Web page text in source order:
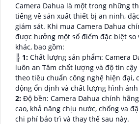
Camera Dahua là một trong những
tiếng về sản xuất thiết bị an ninh,
giám sát. Khi mua Camera Dahua
được hưởng một số điểm đặc biệt so
khác, bao gồm:
╠ 1: Chất lượng sản phẩm: Camera
luôn an Tâm chất lượng và độ tin
theo tiêu chuẩn công nghệ hiện đại,
động ổn định và chất lượng hình ảnh
2: Độ bền: Camera Dahua chính
cao, khả năng chịu nước, chống va
chi phí bảo trì và thay thế sau này.